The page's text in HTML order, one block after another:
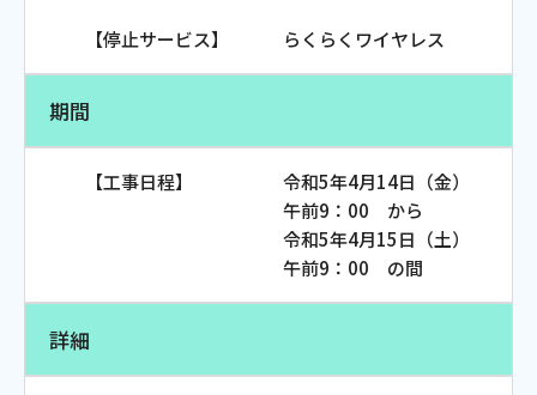
おトクな情報 料金案内
対応エリア よくあるご質問
受付時間：9:30〜18:00 年中無休
【停止サービス】 らくらくワイヤレス
期間
【工事日程】 令和5年4月14日（金）
午前9：00 から
令和5年4月15日（土）
午前9：00 の間
詳細